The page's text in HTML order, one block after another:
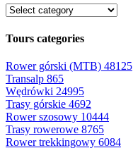
Tours categories
Rower górski (MTB) 48125
Transalp 865
Wędrówki 24995
Trasy górskie 4692
Rower szosowy 10444
Trasy rowerowe 8765
Rower trekkingowy 6084